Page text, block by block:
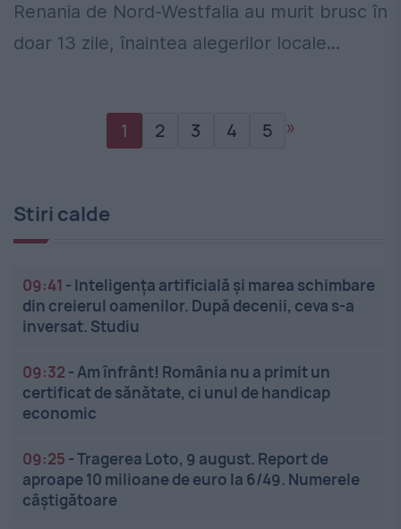
Renania de Nord-Westfalia au murit brusc în
doar 13 zile, înaintea alegerilor locale...
1 2 3 4 5 »
Stiri calde
09:41 - Inteligența artificială și marea schimbare
din creierul oamenilor. După decenii, ceva s-a
inversat. Studiu
09:32 -Am înfrânt! România nu a primit un
certificat de sănătate, ci unul de handicap
economic
09:25 -Tragerea Loto, 9 august. Report de
aproape 10 milioane de euro la 6/49. Numerele
câștigătoare